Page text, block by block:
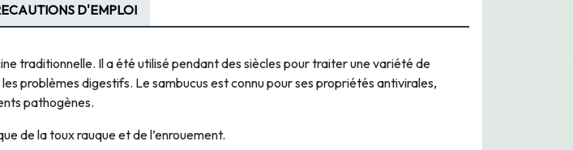
D'EMPLOI
traditionnelle. Il a été utilisé pendant des siècles pour traiter une variété de
problèmes digestifs. Lesambucus est connu pour ses propriétés antivirales,
pathogènes.
de la toux rauque et de l’enrouement.